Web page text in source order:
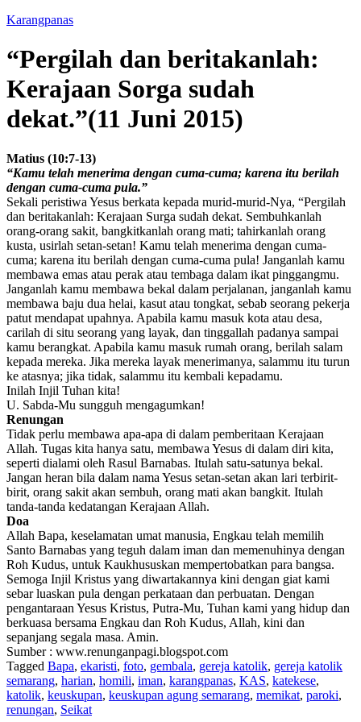
Karangpanas
“Pergilah dan beritakanlah:
Kerajaan Sorga sudah
dekat.”(11 Juni 2015)
Matius (10:7-13)
“Kamu telah menerima dengan cuma-cuma; karena itu berilah
dengan cuma-cuma pula.”
Sekali peristiwa Yesus berkata kepada murid-murid-Nya, “Pergilah
dan beritakanlah: Kerajaan Surga sudah dekat. Sembuhkanlah
orang-orang sakit, bangkitkanlah orang mati; tahirkanlah orang
kusta, usirlah setan-setan! Kamu telah menerima dengan cuma-
cuma; karena itu berilah dengan cuma-cuma pula! Janganlah kamu
membawa emas atau perak atau tembaga dalam ikat pinggangmu.
Janganlah kamu membawa bekal dalam perjalanan, janganlah kamu
membawa baju dua helai, kasut atau tongkat, sebab seorang pekerja
patut mendapat upahnya. Apabila kamu masuk kota atau desa,
carilah di situ seorang yang layak, dan tinggallah padanya sampai
kamu berangkat. Apabila kamu masuk rumah orang, berilah salam
kepada mereka. Jika mereka layak menerimanya, salammu itu turun
ke atasnya; jika tidak, salammu itu kembali kepadamu.
Inilah Injil Tuhan kita!
U. Sabda-Mu sungguh mengagumkan!
Renungan
Tidak perlu membawa apa-apa di dalam pemberitaan Kerajaan
Allah. Tugas kita hanya satu, membawa Yesus di dalam diri kita,
seperti dialami oleh Rasul Barnabas. Itulah satu-satunya bekal.
Jangan heran bila dalam nama Yesus setan-setan akan lari terbirit-
birit, orang sakit akan sembuh, orang mati akan bangkit. Itulah
tanda-tanda kedatangan Kerajaan Allah.
Doa
Allah Bapa, keselamatan umat manusia, Engkau telah memilih
Santo Barnabas yang teguh dalam iman dan memenuhinya dengan
Roh Kudus, untuk Kaukhususkan mempertobatkan para bangsa.
Semoga Injil Kristus yang diwartakannya kini dengan giat kami
sebar luaskan pula dengan perkataan dan perbuatan. Dengan
pengantaraan Yesus Kristus, Putra-Mu, Tuhan kami yang hidup dan
berkuasa bersama Engkau dan Roh Kudus, Allah, kini dan
sepanjang segala masa. Amin.
Sumber : www.renunganpagi.blogspot.com
Tagged Bapa, ekaristi, foto, gembala, gereja katolik, gereja katolik
semarang, harian, homili, iman, karangpanas, KAS, katekese,
katolik, keuskupan, keuskupan agung semarang, memikat, paroki,
renungan, Seikat